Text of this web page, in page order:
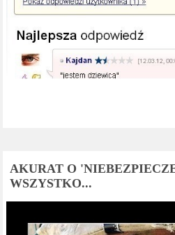
AKURAT O
WSZYSTKO...